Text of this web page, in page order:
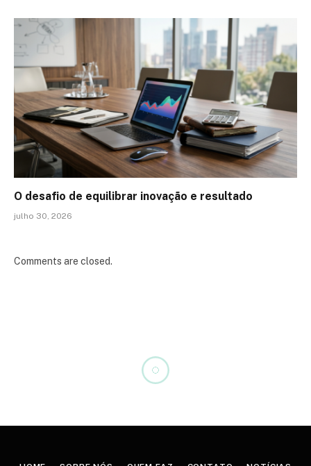
O desafio de equilibrar inovação e resultado
julho 30, 2026
Comments are closed.